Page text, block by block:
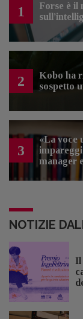
1
Forse è il
2
Kobo ha
sospetto
3
«La voce
manager
NOTIZIE
Il